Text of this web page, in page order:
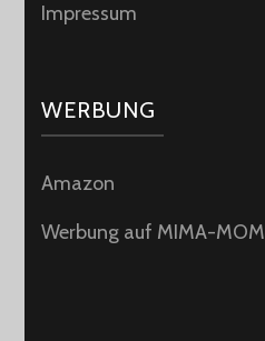
Impressum
WERBUNG
Amazon
Werbung auf MIMA-MOM